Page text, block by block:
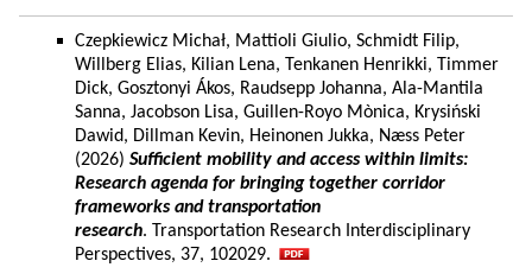
Czepkiewicz Michał, Mattioli Giulio, Schmidt Filip,
Willberg Elias, Kilian Lena, Tenkanen Henrikki, Timmer
Dick, Gosztonyi Ákos, Raudsepp Johanna, Ala-Mantila
Sanna, Jacobson Lisa, Guillen-Royo Mònica, Krysiński
Dawid, Dillman Kevin, Heinonen Jukka, Næss Peter
(2026) Sufficient mobility and access within limits:
Research agenda for bringing together corridor
frameworks and transportation
research. Transportation Research Interdisciplinary
Perspectives, 37, 102029.